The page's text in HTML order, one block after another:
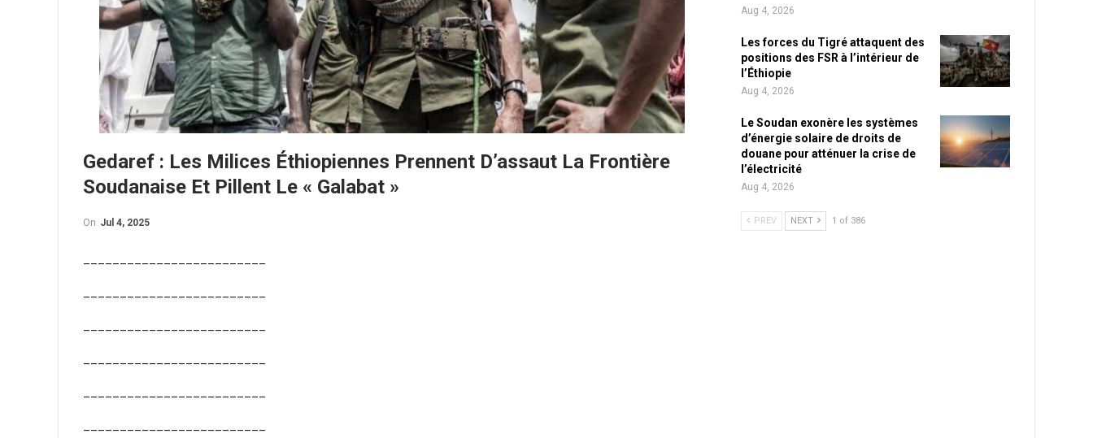
Gedaref : Les Milices Éthiopiennes Prennent D’assaut La Frontière
Soudanaise Et Pillent Le « Galabat »
On Jul 4, 2025
Aug 4, 2026
Les forces du Tigré attaquent des
positions des FSR à l’intérieur de
l’Éthiopie
Aug 4, 2026
Le Soudan exonère les systèmes
d’énergie solaire de droits de
douane pour atténuer la crise de
l’électricité
Aug 4, 2026
PREV NEXT 1 of 386